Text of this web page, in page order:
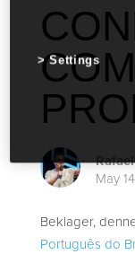
May
Beklager,
Português do
Settings